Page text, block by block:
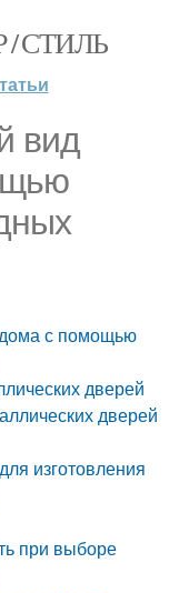
/ СТИЛЬ
вид
с помощью
дверей
дверей
изготовления
при выборе